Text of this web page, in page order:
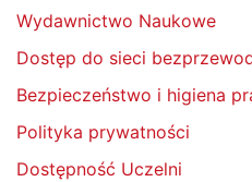
Wydawnictwo Naukowe
Dostęp do sieci
Bezpieczeństwo i higiena
Polityka prywatności
Dostępność Uczelni